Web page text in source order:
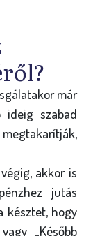
már
ideig szabad
akkor is
jutás
késztet, hogy
„Később